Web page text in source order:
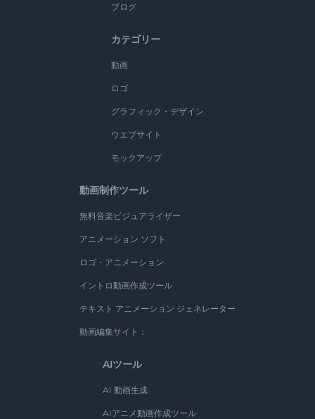
ブログ
カテゴリー
動画
ロゴ
グラフィック・デザイン
ウエブサイト
モックアップ
動画制作ツール
無料音楽ビジュアライザー
アニメーション ソフト
ロゴ・アニメーション
イントロ動画作成ツール
テキスト アニメーション ジェネレーター
動画編集サイト：
AIツール
AI 動画生成
AIアニメ動画作成ツール